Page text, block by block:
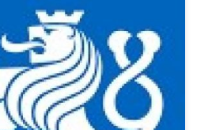
uploads/2025/09/diplomky-